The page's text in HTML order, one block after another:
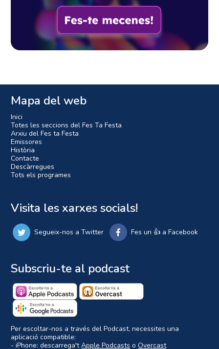
Mapa del web
Inici
Totes les seccions del Fes Ta Festa
Arxiu del Fes ta Festa
Emissores
Història
Contacte
Descàrregues
Tots els programes
Visita les xarxes socials!
Segueix-nos a Twitter Fes un 👍 a Facebook
Subscriu-te al podcast
Per escoltar-nos a través del Podcast, necessites una
aplicació compatible:
- iPhone: descarrega'tApple Podcasts oOvercast